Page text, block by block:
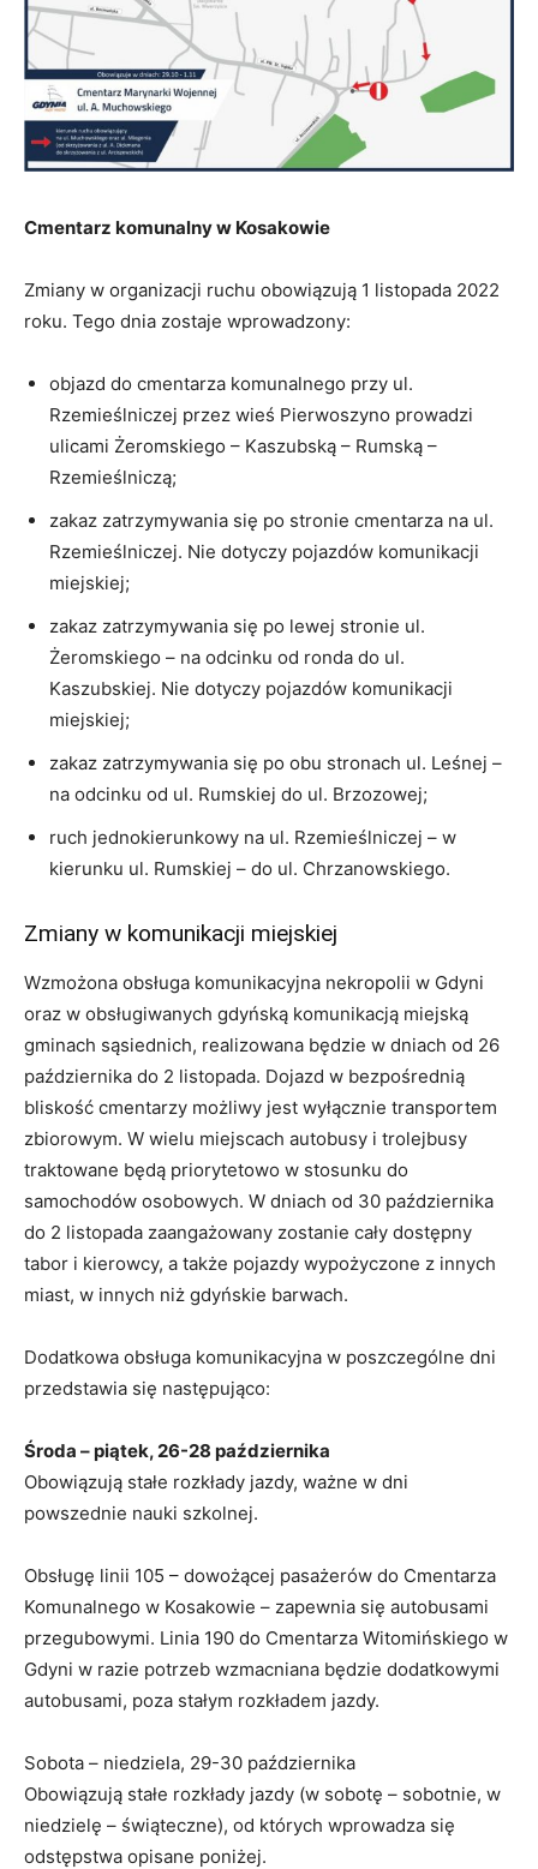
Cmentarz komunalny w Kosakowie
Zmiany w organizacji ruchu obowiązują 1 listopada 2022
roku. Tego dnia zostaje wprowadzony:
objazd do cmentarza komunalnego przy ul.
Rzemieślniczej przez wieś Pierwoszyno prowadzi
ulicami Żeromskiego – Kaszubską – Rumską –
Rzemieślniczą;
zakaz zatrzymywania się po stronie cmentarza na ul.
Rzemieślniczej. Nie dotyczy pojazdów komunikacji
miejskiej;
zakaz zatrzymywania się po lewej stronie ul.
Żeromskiego – na odcinku od ronda do ul.
Kaszubskiej. Nie dotyczy pojazdów komunikacji
miejskiej;
zakaz zatrzymywania się po obu stronach ul. Leśnej –
na odcinku od ul. Rumskiej do ul. Brzozowej;
ruch jednokierunkowy na ul. Rzemieślniczej – w
kierunku ul. Rumskiej – do ul. Chrzanowskiego.
Zmiany w komunikacji miejskiej
Wzmożona obsługa komunikacyjna nekropolii w Gdyni
oraz w obsługiwanych gdyńską komunikacją miejską
gminach sąsiednich, realizowana będzie w dniach od 26
października do 2 listopada. Dojazd w bezpośrednią
bliskość cmentarzy możliwy jest wyłącznie transportem
zbiorowym. W wielu miejscach autobusy i trolejbusy
traktowane będą priorytetowo w stosunku do
samochodów osobowych. W dniach od 30 października
do 2 listopada zaangażowany zostanie cały dostępny
tabor i kierowcy, a także pojazdy wypożyczone z innych
miast, w innych niż gdyńskie barwach.
Dodatkowa obsługa komunikacyjna w poszczególne dni
przedstawia się następująco:
Środa – piątek, 26-28 października
Obowiązują stałe rozkłady jazdy, ważne w dni
powszednie nauki szkolnej.
Obsługę linii 105 – dowożącej pasażerów do Cmentarza
Komunalnego w Kosakowie – zapewnia się autobusami
przegubowymi. Linia 190 do Cmentarza Witomińskiego w
Gdyni w razie potrzeb wzmacniana będzie dodatkowymi
autobusami, poza stałym rozkładem jazdy.
Sobota – niedziela, 29-30 października
Obowiązują stałe rozkłady jazdy (w sobotę – sobotnie, w
niedzielę – świąteczne), od których wprowadza się
odstępstwa opisane poniżej.